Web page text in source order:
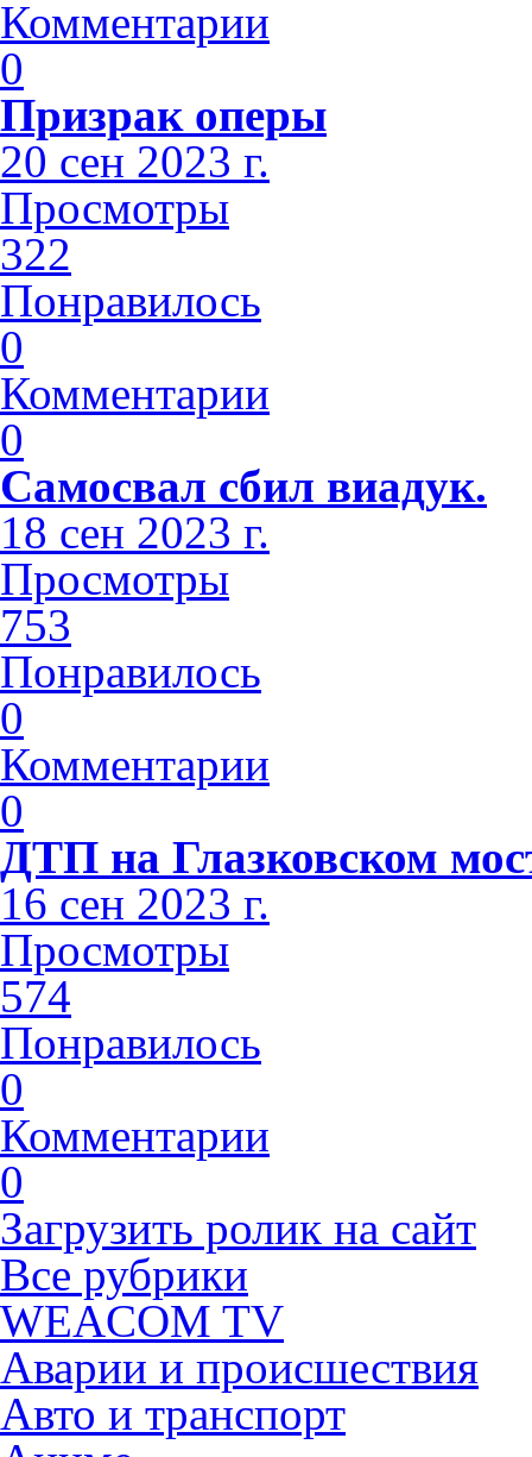
Комментарии
0
Призрак оперы
20 сен 2023 г.
Просмотры
322
Понравилось
0
Комментарии
0
Самосвал сбил виадук.
18 сен 2023 г.
Просмотры
753
Понравилось
0
Комментарии
0
ДТП на Глазковском
16 сен 2023 г.
Просмотры
574
Понравилось
0
Комментарии
0
Загрузить ролик на сайт
Все рубрики
WEACOM TV
Аварии и происшествия
Авто и транспорт